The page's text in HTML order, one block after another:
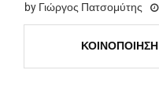
by Γιώργος Πατσομύτης
ΚΟΙΝΟΠΟΊΗΣΗ